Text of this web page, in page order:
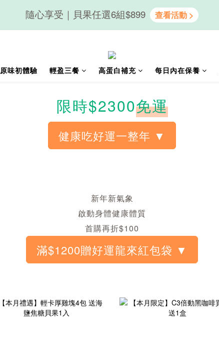
隨心享受｜貝果任選6組$899
隨心享受｜貝果任選6組$899
隨心享受｜貝果任選6組$899
原味初體驗 輕盈三餐 高蛋白補充 每日內在保養
限時$2300免運
新年新氣象
啟動身體健康體質
首購再折$100